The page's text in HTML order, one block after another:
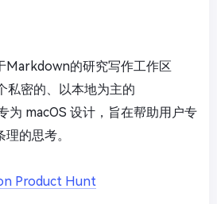
Markdown的研究写作工作区
私密的、以本地为主的
为 macOS 设计，旨在帮助用户专
的思考。
Product Hunt